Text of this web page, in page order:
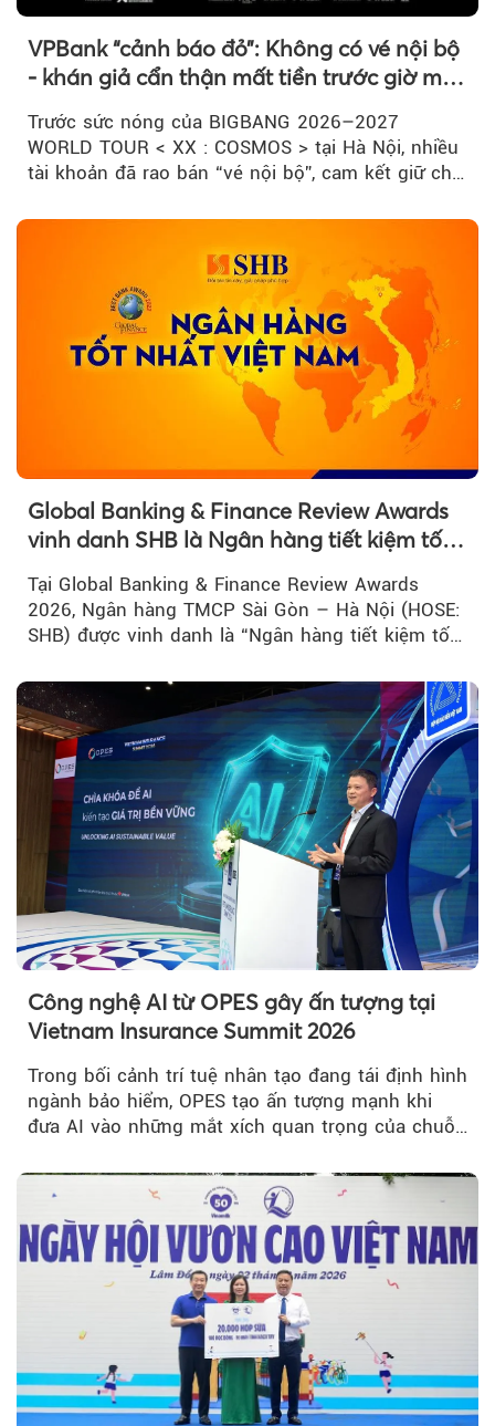
VPBank “cảnh báo đỏ”: Không có vé nội bộ
- khán giả cẩn thận mất tiền trước giờ mở
Trước sức nóng của BIGBANG 2026–2027
WORLD TOUR < XX : COSMOS > tại Hà Nội, nhiều
tài khoản đã rao bán “vé nội bộ”, cam kết giữ chỗ
Global Banking & Finance Review Awards
vinh danh SHB là Ngân hàng tiết kiệm tốt
Tại Global Banking & Finance Review Awards
2026, Ngân hàng TMCP Sài Gòn – Hà Nội (HOSE:
SHB) được vinh danh là “Ngân hàng tiết kiệm tốt
Công nghệ AI từ OPES gây ấn tượng tại
Vietnam Insurance Summit 2026
Trong bối cảnh trí tuệ nhân tạo đang tái định hình
ngành bảo hiểm, OPES tạo ấn tượng mạnh khi
đưa AI vào những mắt xích quan trọng của chuỗi